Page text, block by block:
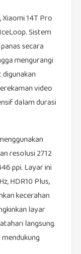
14T Pro
Sistem
secara
mengurangi
video
dalam durasi
resolusi 2712
ppi. Layar ini
HDR10 Plus,
kecerahan
layar
langsung.